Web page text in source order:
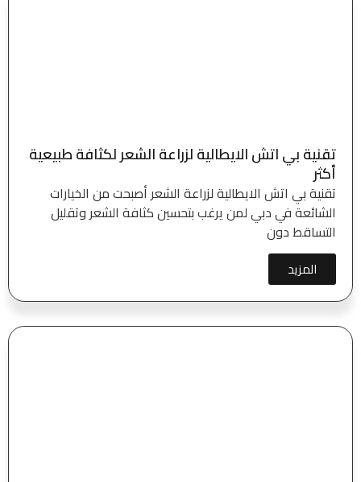
تقنية بي اتش الايطالية لزراعة الشعر لكثافة طبيعية
أكثر
تقنية بي اتش الايطالية لزراعة الشعر أصبحت من الخيارات
الشائعة في دبي لمن يرغب بتحسين كثافة الشعر وتقليل
التساقط دون
المزيد